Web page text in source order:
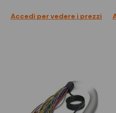
Accedi per vedere i prezzi